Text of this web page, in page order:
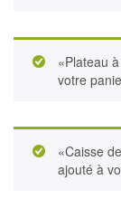
«Plateau
votre
«Caisse
ajouté à